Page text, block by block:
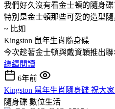
我們好久沒有看金士頓的隨身碟
特別是金士頓那些可愛的造型
~ 比如
Kingston 鼠年生肖隨身碟
今次趁著金士頓與戴資穎推出
繼續閱讀
6年前
Kingston 鼠年生肖隨身碟 祝大
隨身碟 數位生活